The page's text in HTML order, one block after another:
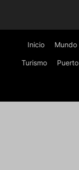
Inicio Mundo
Turismo Puerto